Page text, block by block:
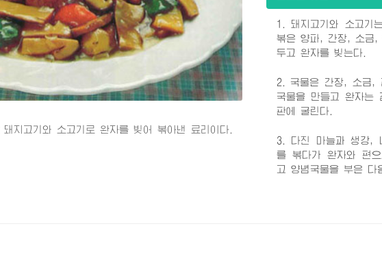
지고기와 소고기로 완자를 빚어 볶아낸 료리이다.
1. 돼지고기와 소고기
볶은 양파, 간장, 소금,
두고 완자를 빚는다.
2. 국물은 간장, 소금,
국물을 만들고 완자는
판에 굴린다.
3. 다진 마늘과 생강,
를 볶다가 완자와 편
고 양념국물을 부은 다